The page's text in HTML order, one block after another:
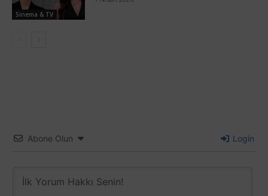
Sinema & TV
Abone Olun Login